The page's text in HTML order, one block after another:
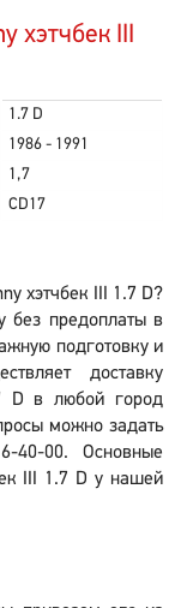
хэтчбек III
1.7 D
1986 - 1991
1,7
CD17
хэтчбек III 1.7 D?
без предоплаты в
подготовку и
доставку
D в любой город
можно задать
40-00. Основные
III 1.7 D у нашей